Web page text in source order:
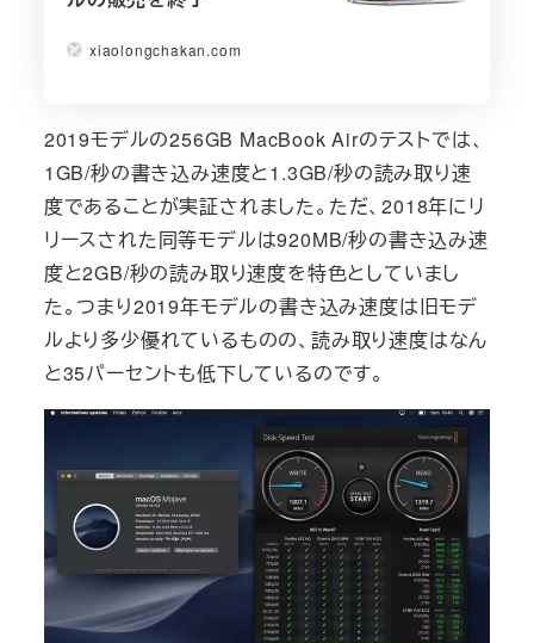
xiaolongchakan.com
2019モデルの256GB MacBook Airのテストでは、
1GB/秒の書き込み速度と1.3GB/秒の読み取り速
度であることが実証されました。ただ、2018年にリ
リースされた同等モデルは920MB/秒の書き込み速
度と2GB/秒の読み取り速度を特色としていまし
た。つまり2019年モデルの書き込み速度は旧モデ
ルより多少優れているものの、読み取り速度はなん
と35パーセントも低下しているのです。